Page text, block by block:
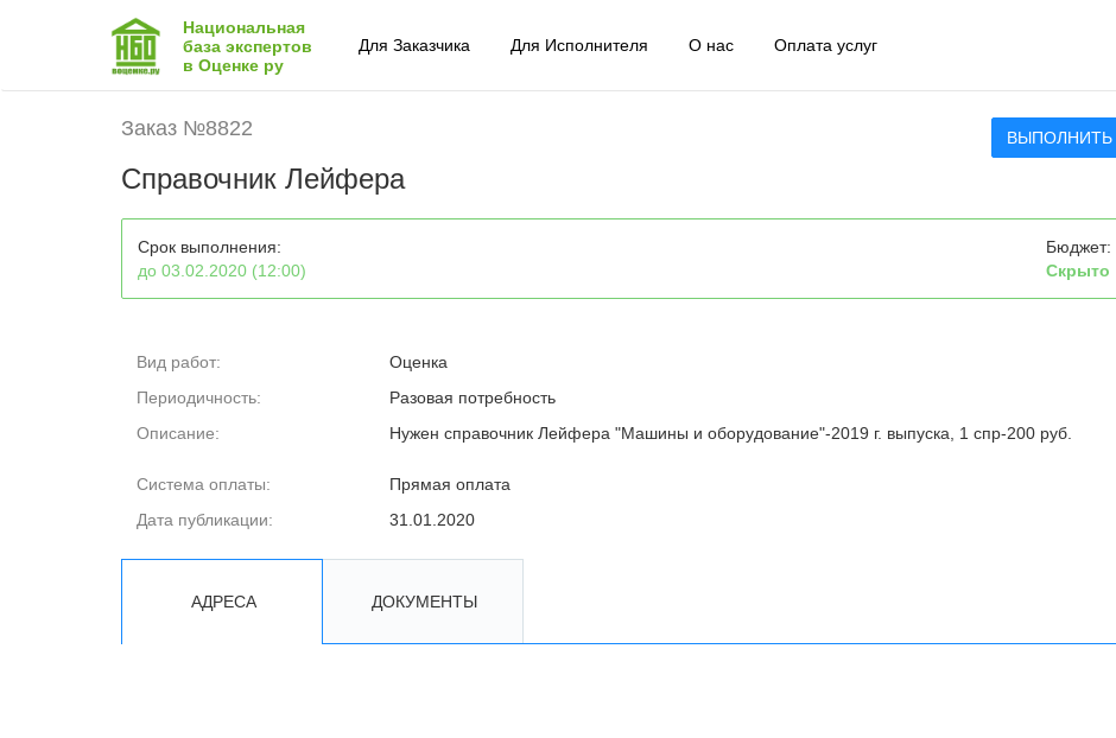
Национальная
база экспертов
в Оценке ру
Для Заказчика Для Исполнителя О нас Оплата услуг
Заказ №8822 ВЫПОЛНИТЬ
Справочник Лейфера
Срок выполнения:
до 03.02.2020 (12:00)
Бюджет:
Скрыто
Вид работ:
Оценка
Периодичность:
Разовая потребность
Описание:
Нужен справочник Лейфера "Машины и оборудование"-2019 г. выпуска, 1 спр-200 руб.
Система оплаты:
Прямая оплата
Дата публикации:
31.01.2020
АДРЕСА ДОКУМЕНТЫ